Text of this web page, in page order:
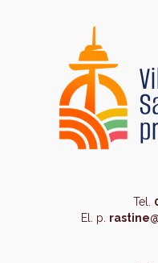
Tel.
El. p.